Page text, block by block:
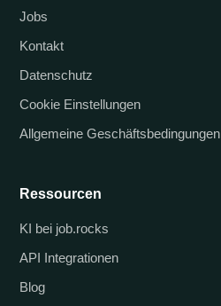
Jobs
Kontakt
Datenschutz
Cookie Einstellungen
Allgemeine Geschäftsbedingungen
Ressourcen
KI bei job.rocks
API Integrationen
Blog